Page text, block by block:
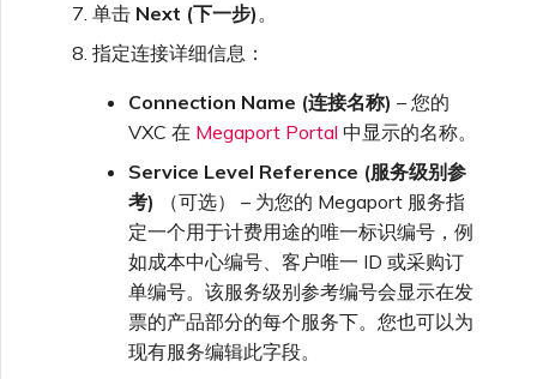
单击 Next (下一步)。
指定连接详细信息：
Connection Name (连接名称) – 您的
VXC 在 Megaport Portal 中显示的名称。
Service Level Reference (服务级别参
考) （可选） – 为您的 Megaport 服务指
定一个用于计费用途的唯一标识编号，例
如成本中心编号、客户唯一 ID 或采购订
单编号。该服务级别参考编号会显示在发
票的产品部分的每个服务下。您也可以为
现有服务编辑此字段。